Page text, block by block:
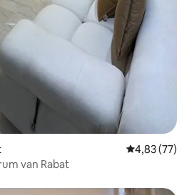
Gemiddelde
4,83 (77)
van Rabat